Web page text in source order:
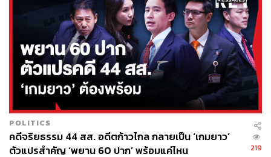
ไปให้ถึงการปล่อยก๊าซเรือนกระจกสุทธิเป็นศูนย์ แต่สิ่งที่ขาด
ไม่ได้ตามแนวทาง Net Zero คือภาคการใช้ประโยชน์ของ
ที่ดินและป่าไม้ (Land Use, Land Use Change, and
Forestry: LULUCF) ซึ่งมีข้อวิพากษ์วิจารณ์และคัดค้านอย่าง
กว้างขวาง ในประเด็นที่ว่า ‘Net Zero’ คือช่องทางให้
อุตสาหกรรมเชื้อเพลิงฟอสซิลเดินหน้าสำรวจ ขุดเจาะ สกัด
และเผาไหม้ถ่านหิน ก๊าซ และน้ำมันต่อไปตามเดิม และจ่าย
เงินจ้างใครสักคนทำการดึง ก๊าซคาร์บอนไดออกไซด์ออก
จากชั้นบรรยากาศโดยการปลูกป่าชดเชย กลไกซื้อขาย
คาร์บอน (Emission Trading) หรือใช้เทคโนโลยีดักจับและ
POLITICS
คดีจริยธรรม 44 สส. อดีตก้าวไกล กลายเป็น ‘เกมยาว’
ตัวแปรสำคัญ ‘พยาน 60 ปาก’ พร้อมแค่ไหน
219